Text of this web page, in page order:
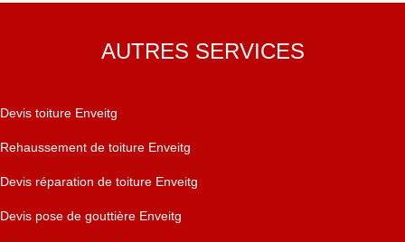
AUTRES SERVICES
Devis toiture Enveitg
Rehaussement de toiture Enveitg
Devis réparation de toiture Enveitg
Devis pose de gouttière Enveitg